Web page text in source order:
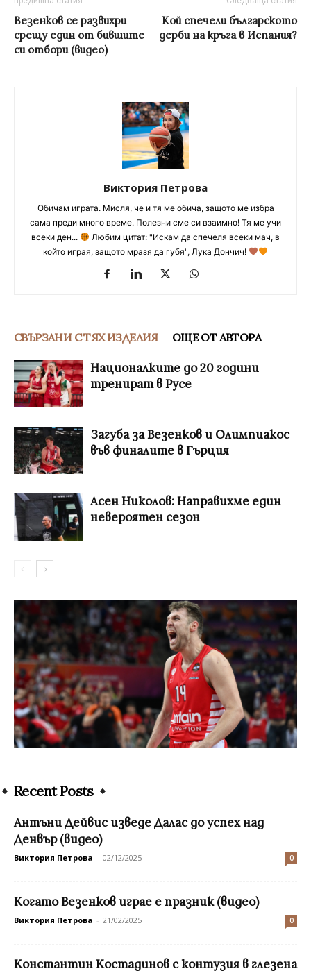
Везенков се развихри
срещу един от бившите
си отбори (видео)
Кой спечели българското
дерби на кръгa в Испания?
Виктория Петрова
Обичам играта. Мисля, че и тя ме обича, защото ме избра
сама преди много време. Полезни сме си взаимно! Тя ме учи
всеки ден...
Любим цитат: "Искам да спечеля всеки мач, в
който играя, защото мразя да губя", Лука Дончич!
СВЪРЗАНИ С ТЯХ ИЗДЕЛИЯ ОЩЕ ОТ АВТОРА
Националките до 20 години
тренират в Русе
Загуба за Везенков и Олимпиакос
във финалите в Гърция
Асен Николов: Направихме един
невероятен сезон
Recent Posts
Антъни Дейвис изведе Далас до успех над
Денвър (видео)
Виктория Петрова - 02/12/2025 0
Когато Везенков играе е празник (видео)
Виктория Петрова - 21/02/2025 0
Константин Костадинов с контузия в глезена